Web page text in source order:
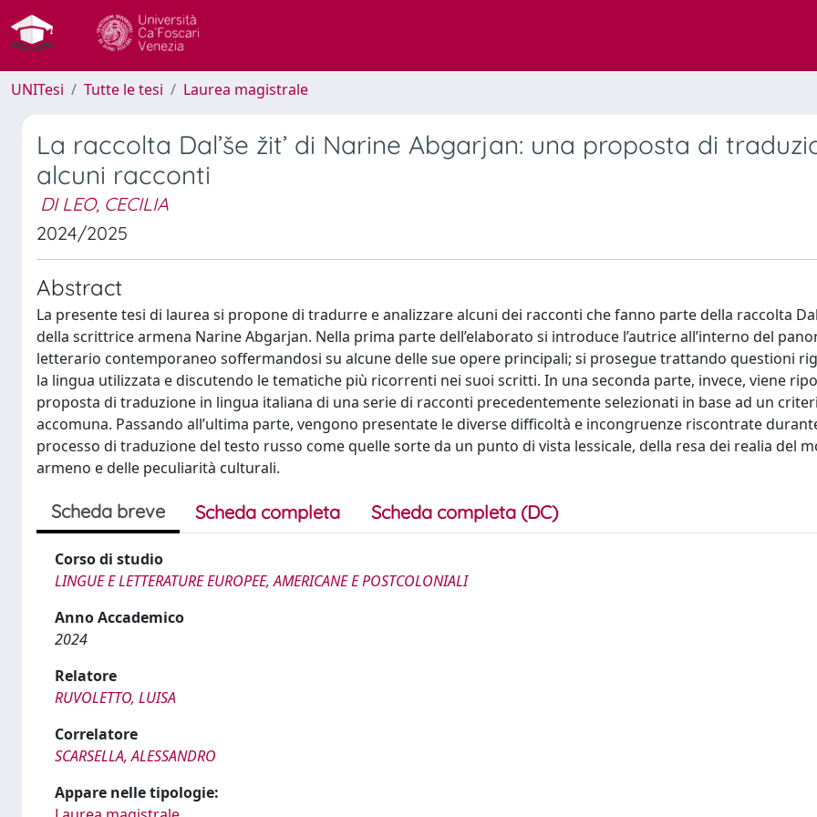
UNITesi Tutte le tesi Laurea magistrale
La raccolta Dal’še žit’ di Narine Abgarjan: una proposta di
alcuni racconti
DI LEO, CECILIA
2024/2025
Abstract
La presente tesi di laurea si propone di tradurre e analizzare alcuni dei racconti che fanno parte della raccolta
della scrittrice armena Narine Abgarjan. Nella prima parte dell’elaborato si introduce l’autrice all’interno del
letterario contemporaneo soffermandosi su alcune delle sue opere principali; si prosegue trattando questioni
la lingua utilizzata e discutendo le tematiche più ricorrenti nei suoi scritti. In una seconda parte, invece, viene
proposta di traduzione in lingua italiana di una serie di racconti precedentemente selezionati in base ad un
accomuna. Passando all’ultima parte, vengono presentate le diverse difficoltà e incongruenze riscontrate
processo di traduzione del testo russo come quelle sorte da un punto di vista lessicale, della resa dei realia del
armeno e delle peculiarità culturali.
Scheda breve Scheda completa Scheda completa (DC)
Corso di studio
LINGUE E LETTERATURE EUROPEE, AMERICANE E POSTCOLONIALI
Anno Accademico
2024
Relatore
RUVOLETTO, LUISA
Correlatore
SCARSELLA, ALESSANDRO
Appare nelle tipologie: